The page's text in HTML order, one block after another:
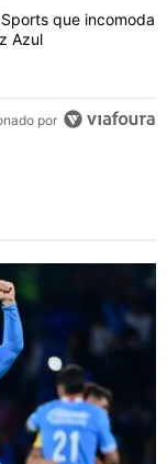
en los
la
Cruz Azul
de los expertos
que incomoda